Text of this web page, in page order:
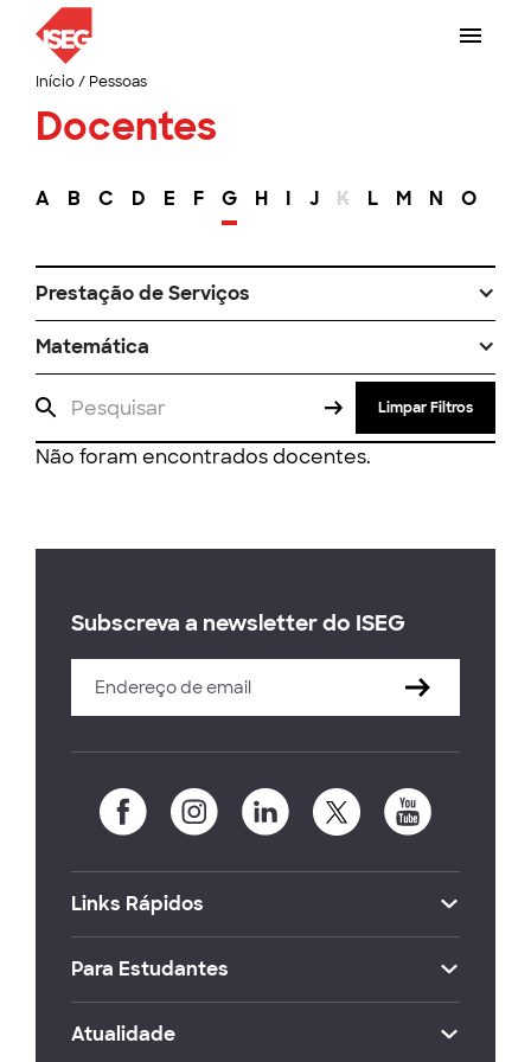
Início/ Pessoas
Docentes
A B C D E F G H I J K L M N O
Prestação de Serviços
Matemática
Limpar Filtros
Não foram encontrados docentes.
Subscreva a newsletter do ISEG
Links Rápidos
Para Estudantes
Atualidade